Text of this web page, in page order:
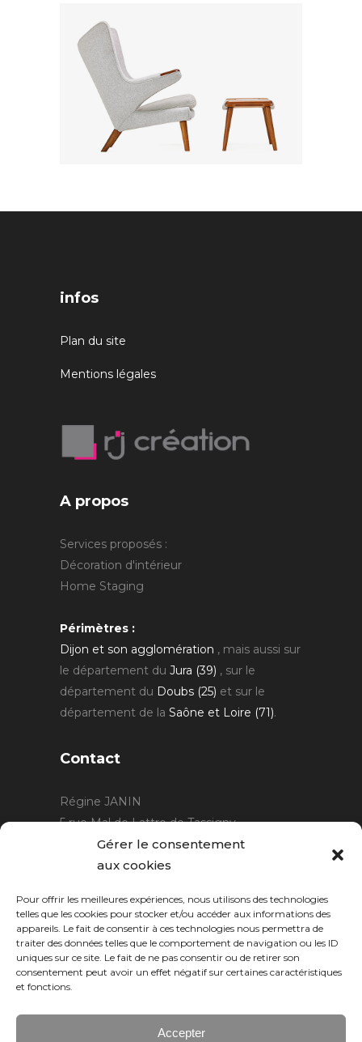
Gérer le consentement
aux cookies
Pour offrir les meilleures expériences, nous utilisons des technologies
telles que les cookies pour stocker et/ou accéder aux informations des
appareils. Le fait de consentir à ces technologies nous permettra de
traiter des données telles que le comportement de navigation ou les ID
uniques sur ce site. Le fait de ne pas consentir ou de retirer son
consentement peut avoir un effet négatif sur certaines caractéristiques
et fonctions.
Accepter
infos
Plan du site
Mentions légales
A propos
Services proposés :
Décoration d'intérieur
Home Staging
Périmètres :
Dijon et son agglomération , mais aussi sur
le département du Jura (39) , sur le
département du Doubs (25) et sur le
département de la Saône et Loire (71).
Contact
Régine JANIN
5 rue Mal de Lattre de Tassigny
21220 Gevrey Chambertin
06 15 15 80 29
Horaires :sur rendez-vous.